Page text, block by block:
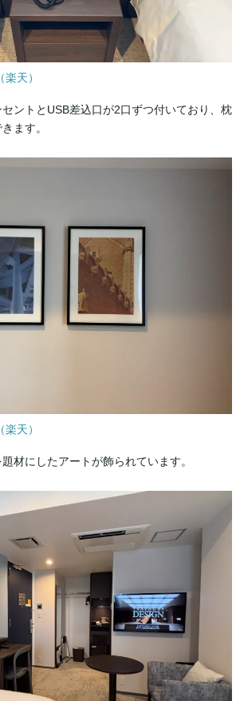
天）
ントとUSB差込口が2口ずつ付いており、枕
ます。
天）
材にしたアートが飾られています。